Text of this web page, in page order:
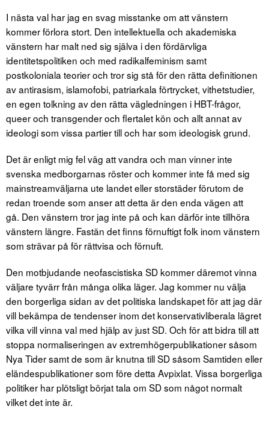
I nästa val har jag en svag misstanke om att vänstern
kommer förlora stort. Den intellektuella och akademiska
vänstern har malt ned sig själva i den fördärvliga
identitetspolitiken och med radikalfeminism samt
postkoloniala teorier och tror sig stå för den rätta definitionen
av antirasism, islamofobi, patriarkala förtrycket, vithetstudier,
en egen tolkning av den rätta vägledningen i HBT-frågor,
queer och transgender och flertalet kön och allt annat av
ideologi som vissa partier till och har som ideologisk grund.
Det är enligt mig fel väg att vandra och man vinner inte
svenska medborgarnas röster och kommer inte få med sig
mainstreamväljarna ute landet eller storstäder förutom de
redan troende som anser att detta är den enda vägen att
gå. Den vänstern tror jag inte på och kan därför inte tillhöra
vänstern längre. Fastän det finns förnuftigt folk inom vänstern
som strävar på för rättvisa och förnuft.
Den motbjudande neofascistiska SD kommer däremot vinna
väljare tyvärr från många olika läger. Jag kommer nu välja
den borgerliga sidan av det politiska landskapet för att jag där
vill bekämpa de tendenser inom det konservativliberala lägret
vilka vill vinna val med hjälp av just SD. Och för att bidra till att
stoppa normaliseringen av extremhögerpublikationer såsom
Nya Tider samt de som är knutna till SD såsom Samtiden eller
eländespublikationer som före detta Avpixlat. Vissa borgerliga
politiker har plötsligt börjat tala om SD som något normalt
vilket det inte är.